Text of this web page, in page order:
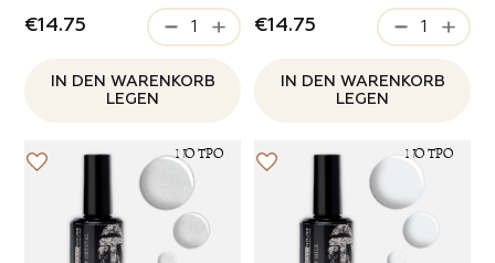
€14.75
IN DEN WARENKORB
LEGEN
€14.75
IN DEN WARENKORB
LEGEN
NO TPO NO TPO